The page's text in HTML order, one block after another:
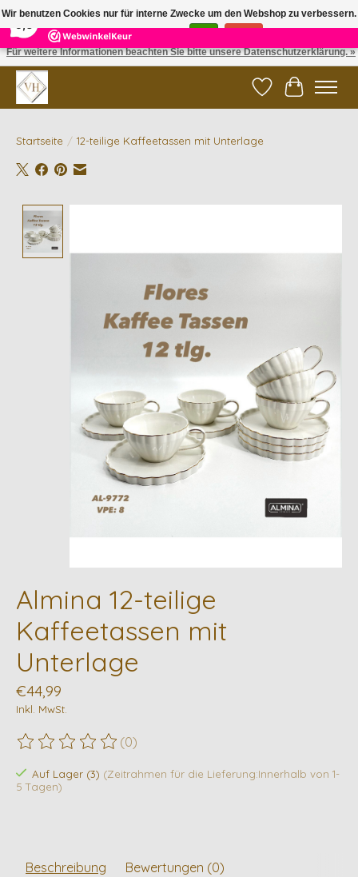
5 Reviews ×
✓ Gratis verzending vanaf €200 | ✓ 14 dagen retourneren
Wunschzettel
Ihr
Startseite / 12-teilige Kaffeetassen mit Unterlage
Almina 12-teilige
Kaffeetassen mit
Unterlage
€44,99
Inkl. MwSt.
Die Bewertung dieses Produkts ist
(0)
Auf Lager (3) (Zeitrahmen für die Lieferung:Innerhalb von 1-
5 Tagen)
Beschreibung Bewertungen (0)
Wir benutzen Cookies nur für interne Zwecke um den Webshop zu verbessern.
Ist das in Ordnung?
Für weitere Informationen beachten Sie bitte unsere Datenschutzerklärung. »